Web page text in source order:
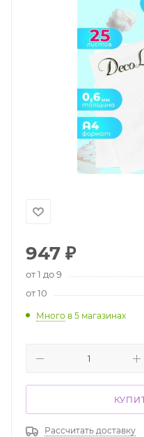
947 ₽
от 1 до 9
от 10
Много в 5 магазинах
Рассчитать доставку